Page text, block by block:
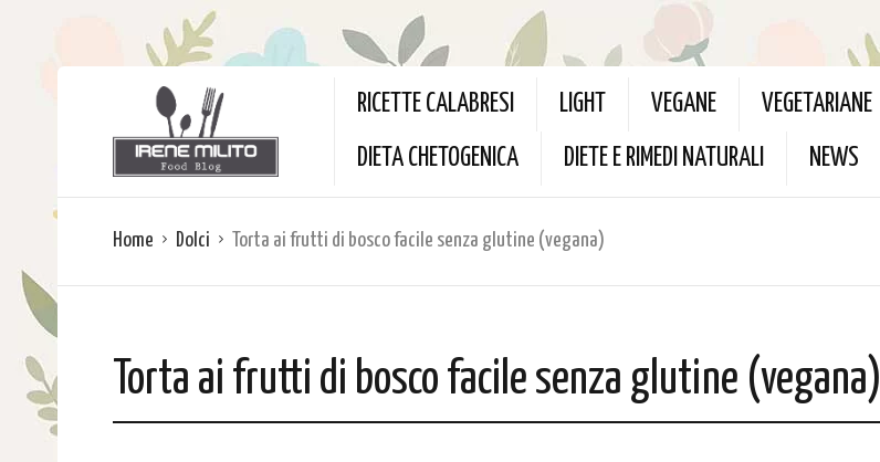
RICETTE CALABRESI LIGHT VEGANE VEGETARIANE
DIETA CHETOGENICA DIETE E RIMEDI NATURALI NEWS
Home Dolci Torta ai frutti di bosco facile senza glutine (vegana)
Torta ai frutti di bosco facile senza glutine (vegana)